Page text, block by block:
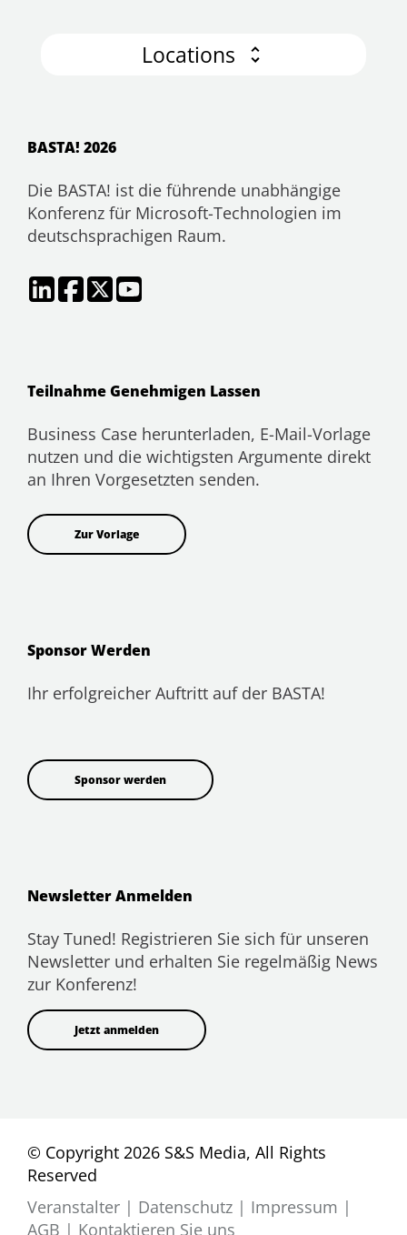
Locations
BASTA! 2026
Die BASTA! ist die führende unabhängige
Konferenz für Microsoft-Technologien im
deutschsprachigen Raum.
Teilnahme Genehmigen Lassen
Business Case herunterladen, E-Mail-Vorlage
nutzen und die wichtigsten Argumente direkt
an Ihren Vorgesetzten senden.
Zur Vorlage
Sponsor Werden
Ihr erfolgreicher Auftritt auf der BASTA!
Sponsor werden
Newsletter Anmelden
Stay Tuned! Registrieren Sie sich für unseren
Newsletter und erhalten Sie regelmäßig News
zur Konferenz!
Jetzt anmelden
© Copyright 2026 S&S Media, All Rights
Reserved
Veranstalter | Datenschutz | Impressum |
AGB | Kontaktieren Sie uns